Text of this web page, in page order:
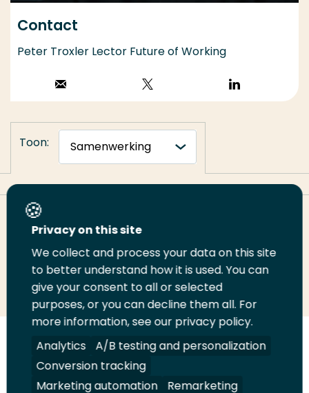
Contact
Peter Troxler Lector Future of Working
Stuur een email
LinkedIn
Toon:
Deel deze pagina
Deel
LinkedIn
Deel
op
Twitter
Deel
op
Facebook
Email
deze
pagina
Print
deze
pagina
Volg
ons
op
Volg
ons
op
Volg
ons
op
Volg
ons
op
Juridisch Security A-Z Index Contact
Privacy on this site
We collect and process your data on this site
to better understand how it is used. You can
give your consent to all or selected
purposes, or you can decline them all. For
more information, see our privacy policy.
Analytics
A/B testing and personalization
Conversion tracking
Marketing automation
Remarketing